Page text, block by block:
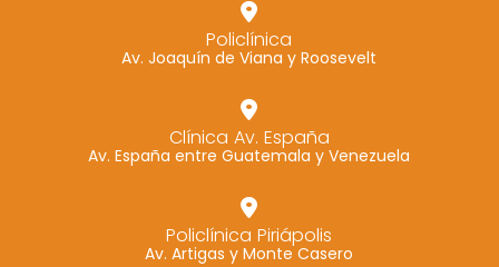
Policlínica
Av. Joaquín de Viana y Roosevelt
Clínica Av. España
Av. España entre Guatemala y Venezuela
Policlínica Piriápolis
Av. Artigas y Monte Casero